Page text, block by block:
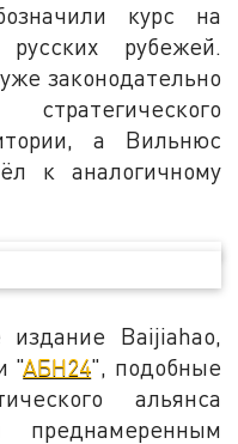
курс на
рубежей.
законодательно
а Вильнюс
к аналогичному
издание Baijiahao,
"АБН24", подобные
альянса